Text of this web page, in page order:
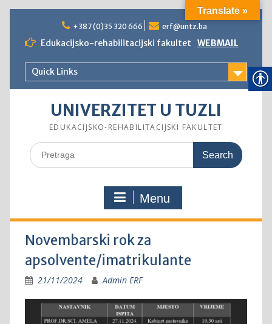
content
+387 (0)35 320 666 erf@untz.ba
Edukacijsko-rehabilitacijski fakultet WEBMAIL
Quick Links
UNIVERZITET U TUZLI
EDUKACIJSKO-REHABILITACIJSKI FAKULTET
Search
for:
Menu
Novembarski rok za
apsolvente/imatrikulante
21/11/2024 Admin ERF
Translate »